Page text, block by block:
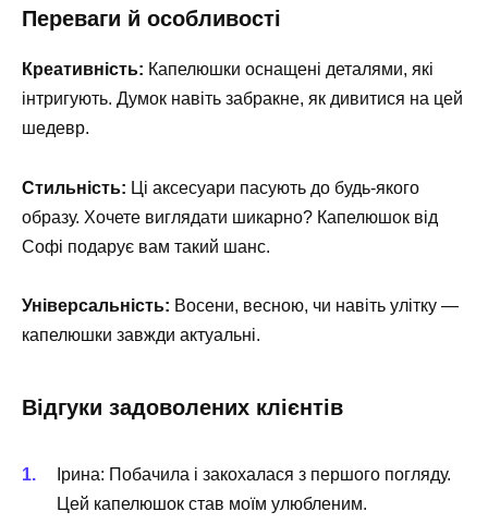
Переваги й особливості
Креативність: Капелюшки оснащені деталями, які
інтригують. Думок навіть забракне, як дивитися на цей
шедевр.
Стильність: Ці аксесуари пасують до будь-якого
образу. Хочете виглядати шикарно? Капелюшок від
Софі подарує вам такий шанс.
Універсальність: Восени, весною, чи навіть улітку —
капелюшки завжди актуальні.
Відгуки задоволених клієнтів
Ірина: Побачила і закохалася з першого погляду.
Цей капелюшок став моїм улюбленим.